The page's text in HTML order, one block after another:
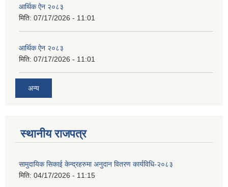
आर्थिक ऐन २०८३
मिति: 07/17/2026 - 11:01
आर्थिक ऐन २०८३
मिति: 07/17/2026 - 11:01
अन्य
स्थानीय राजपत्र
सामुदायिक सिकाई केन्द्रहरुमा अनुदान वितरण कार्यविधि-२०८३
मिति: 04/17/2026 - 11:15